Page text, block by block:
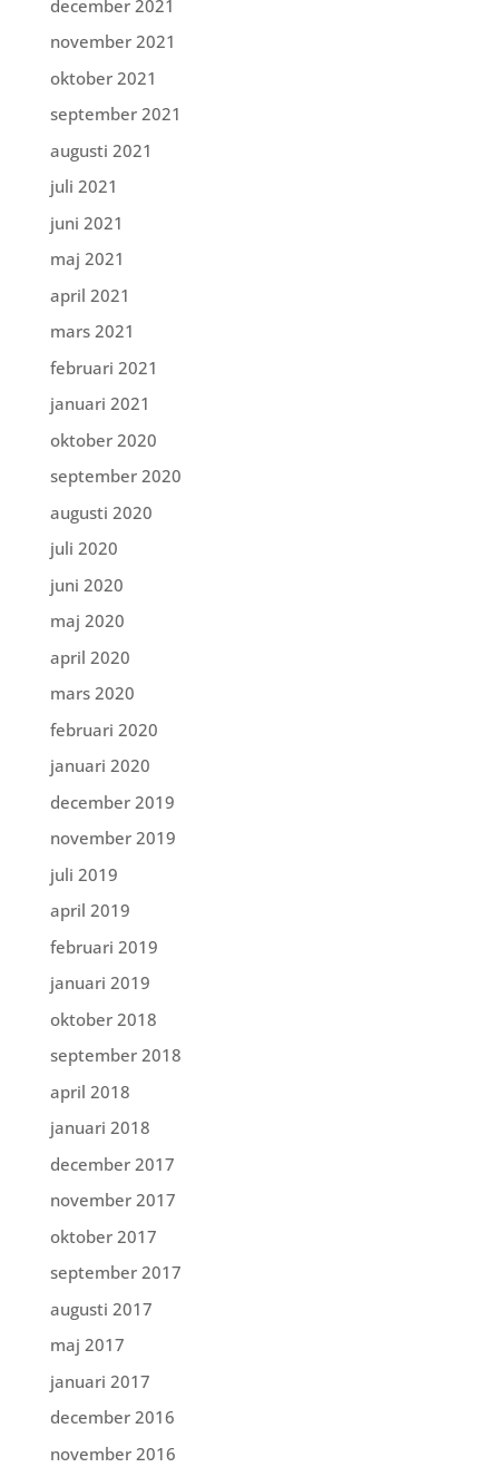
december 2021
november 2021
oktober 2021
september 2021
augusti 2021
juli 2021
juni 2021
maj 2021
april 2021
mars 2021
februari 2021
januari 2021
oktober 2020
september 2020
augusti 2020
juli 2020
juni 2020
maj 2020
april 2020
mars 2020
februari 2020
januari 2020
december 2019
november 2019
juli 2019
april 2019
februari 2019
januari 2019
oktober 2018
september 2018
april 2018
januari 2018
december 2017
november 2017
oktober 2017
september 2017
augusti 2017
maj 2017
januari 2017
december 2016
november 2016